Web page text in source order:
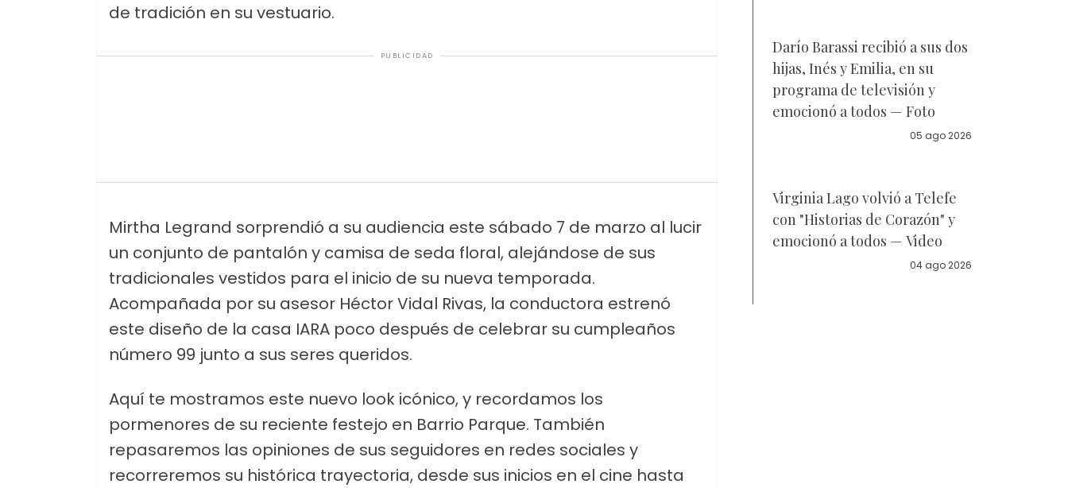
de tradición en su vestuario.
PUBLICIDAD
Mirtha Legrand sorprendió a su audiencia este sábado 7 de marzo al lucir
un conjunto de pantalón y camisa de seda floral, alejándose de sus
tradicionales vestidos para el inicio de su nueva temporada.
Acompañada por su asesor Héctor Vidal Rivas, la conductora estrenó
este diseño de la casa IARA poco después de celebrar su cumpleaños
número 99 junto a sus seres queridos.
Aquí te mostramos este nuevo look icónico, y recordamos los
pormenores de su reciente festejo en Barrio Parque. También
repasaremos las opiniones de sus seguidores en redes sociales y
recorreremos su histórica trayectoria, desde sus inicios en el cine hasta
Darío Barassi recibió a sus dos
hijas, Inés y Emilia, en su
programa de televisión y
emocionó a todos — Foto
05 ago 2026
Virginia Lago volvió a Telefe
con "Historias de Corazón" y
emocionó a todos — Video
04 ago 2026